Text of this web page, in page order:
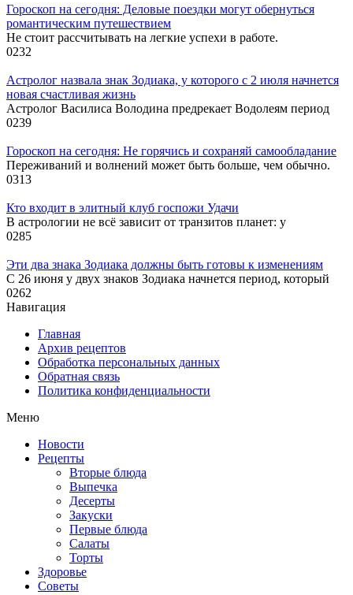
Гороскоп на сегодня: Деловые поездки могут обернуться
романтическим путешествием
Не стоит рассчитывать на легкие успехи в работе.
0232
Астролог назвала знак Зодиака, у которого с 2 июля начнется
новая счастливая жизнь
Астролог Василиса Володина предрекает Водолеям период
0239
Гороскоп на сегодня: Не горячись и сохраняй самообладание
Переживаний и волнений может быть больше, чем обычно.
0313
Кто входит в элитный клуб госпожи Удачи
В астрологии не всё зависит от транзитов планет: у
0285
Эти два знака Зодиака должны быть готовы к изменениям
С 26 июня у двух знаков Зодиака начнется период, который
0262
Навигация
Главная
Архив рецептов
Обработка персональных данных
Обратная связь
Политика конфиденциальности
Меню
Новости
Рецепты
Вторые блюда
Выпечка
Десерты
Закуски
Первые блюда
Салаты
Торты
Здоровье
Советы